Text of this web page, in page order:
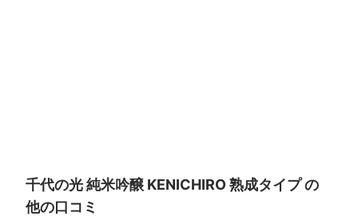
千代の光 純米吟醸 KENICHIRO 熟成タイプ の
他の口コミ